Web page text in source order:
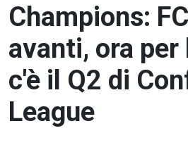
Champions:
avanti, ora
c'è il Q2 di
League